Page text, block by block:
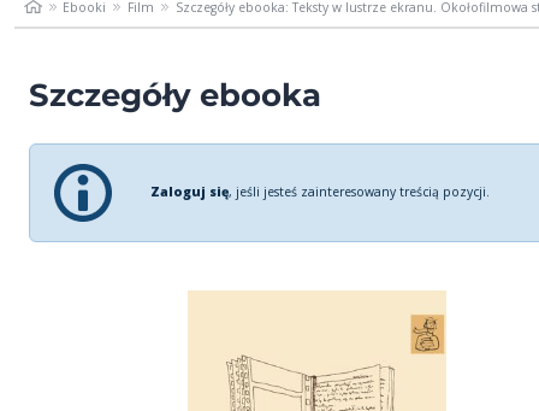
Ebooki Film Szczegóły ebooka: Teksty w lustrze ekranu. Okołofilmowa
Szczegóły ebooka
Zaloguj się, jeśli jesteś zainteresowany treścią pozycji.